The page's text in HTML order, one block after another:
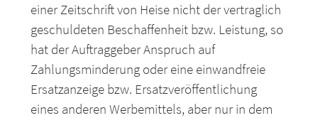
einer Zeitschrift von Heise nicht der vertraglich
geschuldeten Beschaffenheit bzw. Leistung, so
hat der Auftraggeber Anspruch auf
Zahlungsminderung oder eine einwandfreie
Ersatzanzeige bzw. Ersatzveröffentlichung
eines anderen Werbemittels, aber nur in dem